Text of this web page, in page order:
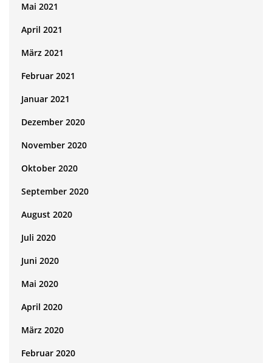
Mai 2021
April 2021
März 2021
Februar 2021
Januar 2021
Dezember 2020
November 2020
Oktober 2020
September 2020
August 2020
Juli 2020
Juni 2020
Mai 2020
April 2020
März 2020
Februar 2020